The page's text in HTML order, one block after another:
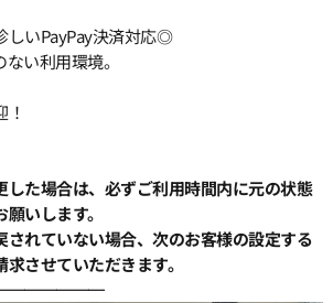
いPayPay決済対応◎
い利用環境。
した場合は、必ずご利用時間内に元の状態
いします。
されていない場合、次のお客様の設定する
させていただきます。